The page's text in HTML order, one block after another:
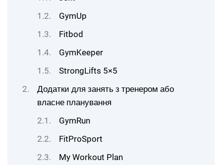
GymUp
Fitbod
GymKeeper
StrongLifts 5×5
Додатки для занять з тренером або
власне планування
GymRun
FitProSport
My Workout Plan